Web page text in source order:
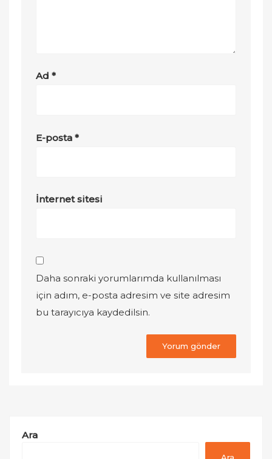
Ad*
E-posta*
İnternet sitesi
Daha sonraki yorumlarımda kullanılması
için adım, e-posta adresim ve site adresim
bu tarayıcıya kaydedilsin.
Ara
Ara